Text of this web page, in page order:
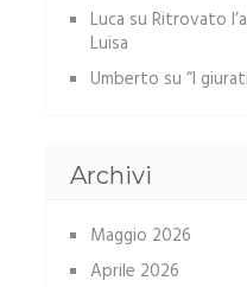
Luca su Ritrovato
Luisa
Umberto su “I
Archivi
Maggio 2026
Aprile 2026